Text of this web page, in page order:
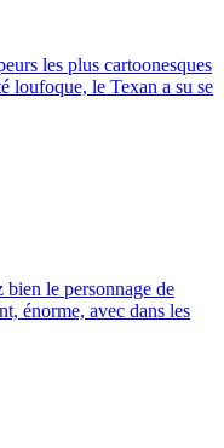
les plus cartoonesques
loufoque, le Texan a su se
bien le personnage de
énorme, avec dans les